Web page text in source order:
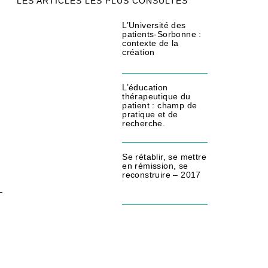
L’Université des
patients-Sorbonne :
contexte de la
création
L’éducation
thérapeutique du
patient : champ de
pratique et de
recherche.
Se rétablir, se mettre
en rémission, se
reconstruire – 2017